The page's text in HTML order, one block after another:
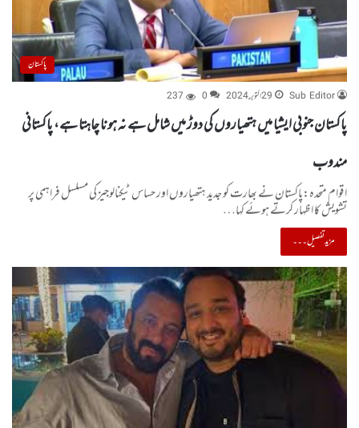
پاکستان
Sub Editor
29 اکتوبر, 2024 0
237
پاکستان جنوبی ایشیا میں ہتھیاروں کی دوڑ میں شامل ہے نہ ہونا چاہتا ہے، پاکستانی
مندوب
اقوام متحدہ:پاکستان نے بھارت کو جدید ہتھیاروں اور حساس ٹیکنالوجیز کی مسلسل فراہمی پر
تشویش کا اظہار کرتے ہوئے کہا…
مزید تفصیل۔۔۔